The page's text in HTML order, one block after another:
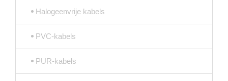
Halogeenvrije kabels
PVC-kabels
PUR-kabels